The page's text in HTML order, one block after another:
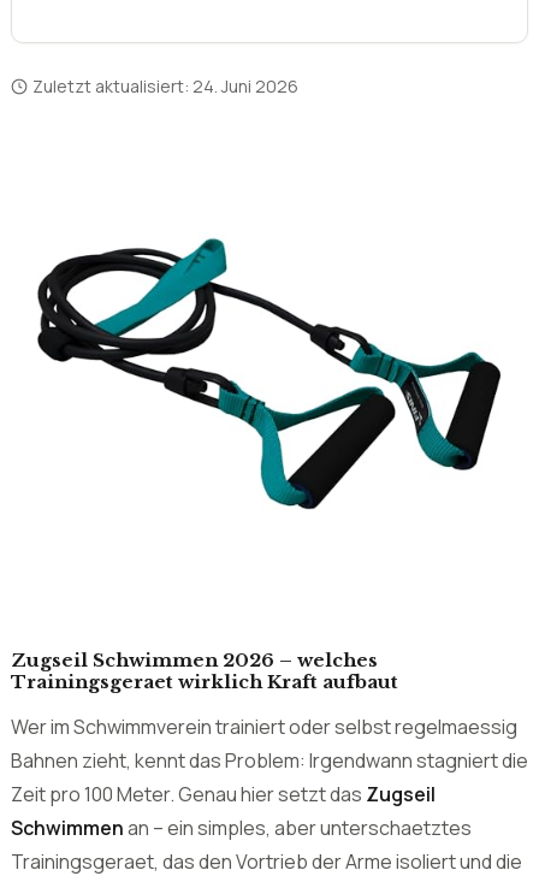
Zugseil Schwimmen ist auch sehr nützlich für die
verbessern möchten. Um die maximale Wirkung zu
erzielen, sollten Sie regelmäßig und kontinuierlich
trainieren.
Zuletzt aktualisiert:24. Juni 2026